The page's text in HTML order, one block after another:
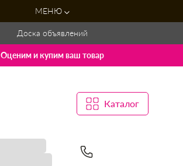
МЕНЮ
Доска объявлений
Оценим и купим ваш товар
Каталог